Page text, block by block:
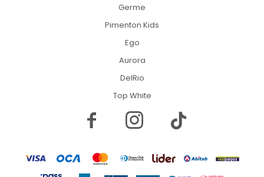
Germe
Pimenton Kids
Ego
Aurora
DelRio
Top White
 